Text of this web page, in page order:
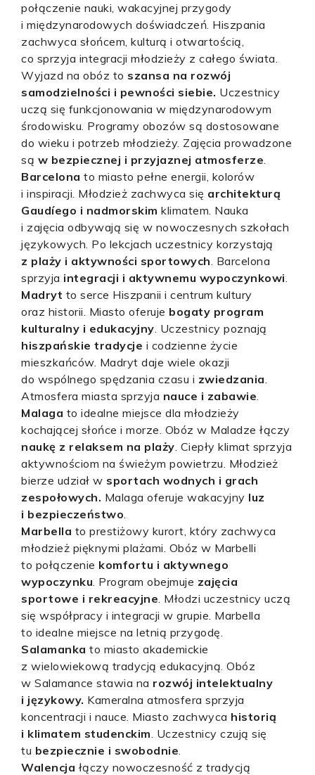
połączenie nauki, wakacyjnej przygody
i międzynarodowych doświadczeń. Hiszpania
zachwyca słońcem, kulturą i otwartością,
co sprzyja integracji młodzieży z całego świata.
Wyjazd na obóz to szansa na rozwój
samodzielności i pewności siebie. Uczestnicy
uczą się funkcjonowania w międzynarodowym
środowisku. Programy obozów są dostosowane
do wieku i potrzeb młodzieży. Zajęcia prowadzone
są w bezpiecznej i przyjaznej atmosferze.
Barcelona to miasto pełne energii, kolorów
i inspiracji. Młodzież zachwyca się architekturą
Gaudíego i nadmorskim klimatem. Nauka
i zajęcia odbywają się w nowoczesnych szkołach
językowych. Po lekcjach uczestnicy korzystają
z plaży i aktywności sportowych. Barcelona
sprzyja integracji i aktywnemu wypoczynkowi.
Madryt to serce Hiszpanii i centrum kultury
oraz historii. Miasto oferuje bogaty program
kulturalny i edukacyjny. Uczestnicy poznają
hiszpańskie tradycje i codzienne życie
mieszkańców. Madryt daje wiele okazji
do wspólnego spędzania czasu i zwiedzania.
Atmosfera miasta sprzyja nauce i zabawie.
Malaga to idealne miejsce dla młodzieży
kochającej słońce i morze. Obóz w Maladze łączy
naukę z relaksem na plaży. Ciepły klimat sprzyja
aktywnościom na świeżym powietrzu. Młodzież
bierze udział w sportach wodnych i grach
zespołowych. Malaga oferuje wakacyjny luz
i bezpieczeństwo.
Marbella to prestiżowy kurort, który zachwyca
młodzież pięknymi plażami. Obóz w Marbelli
to połączenie komfortu i aktywnego
wypoczynku. Program obejmuje zajęcia
sportowe i rekreacyjne. Młodzi uczestnicy uczą
się współpracy i integracji w grupie. Marbella
to idealne miejsce na letnią przygodę.
Salamanka to miasto akademickie
z wielowiekową tradycją edukacyjną. Obóz
w Salamance stawia na rozwój intelektualny
i językowy. Kameralna atmosfera sprzyja
koncentracji i nauce. Miasto zachwyca historią
i klimatem studenckim. Uczestnicy czują się
tu bezpiecznie i swobodnie.
Walencja łączy nowoczesność z tradycją